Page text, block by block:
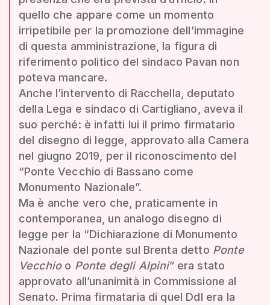
quello che appare come un momento
irripetibile per la promozione dell’immagine
di questa amministrazione, la figura di
riferimento politico del sindaco Pavan non
poteva mancare.
Anche l’intervento di Racchella, deputato
della Lega e sindaco di Cartigliano, aveva il
suo perché: è infatti lui il primo firmatario
del disegno di legge, approvato alla Camera
nel giugno 2019, per il riconoscimento del
“Ponte Vecchio di Bassano come
Monumento Nazionale”.
Ma è anche vero che, praticamente in
contemporanea, un analogo disegno di
legge per la “Dichiarazione di Monumento
Nazionale del ponte sul Brenta detto Ponte
Vecchioo Ponte degli Alpini” era stato
approvato all’unanimità in Commissione al
Senato. Prima firmataria di quel Ddl era la